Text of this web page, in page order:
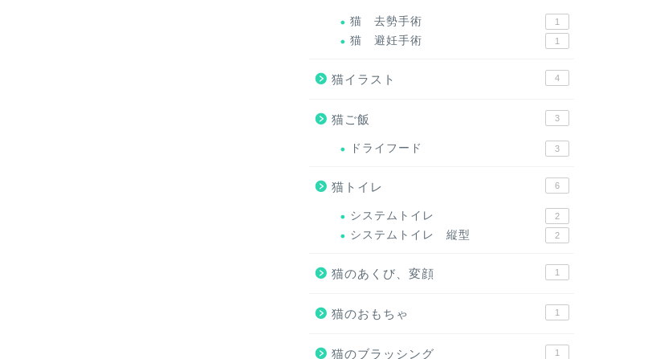
猫 去勢手術 1
猫 避妊手術 1
猫イラスト 4
猫ご飯 3
ドライフード 3
猫トイレ 6
システムトイレ 2
システムトイレ 縦型 2
猫のあくび、変顔 1
猫のおもちゃ 1
猫のブラッシング 1